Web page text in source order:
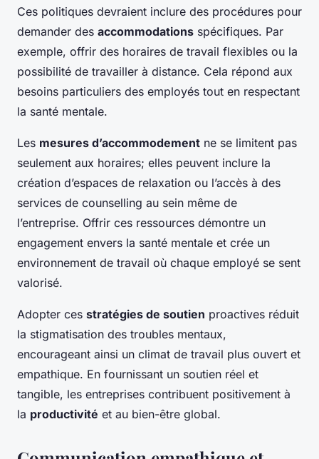
Ces politiques devraient inclure des procédures pour
demander des accommodations spécifiques. Par
exemple, offrir des horaires de travail flexibles ou la
possibilité de travailler à distance. Cela répond aux
besoins particuliers des employés tout en respectant
la santé mentale.
Les mesures d’accommodement ne se limitent pas
seulement aux horaires; elles peuvent inclure la
création d’espaces de relaxation ou l’accès à des
services de counselling au sein même de
l’entreprise. Offrir ces ressources démontre un
engagement envers la santé mentale et crée un
environnement de travail où chaque employé se sent
valorisé.
Adopter ces stratégies de soutien proactives réduit
la stigmatisation des troubles mentaux,
encourageant ainsi un climat de travail plus ouvert et
empathique. En fournissant un soutien réel et
tangible, les entreprises contribuent positivement à
la productivité et au bien-être global.